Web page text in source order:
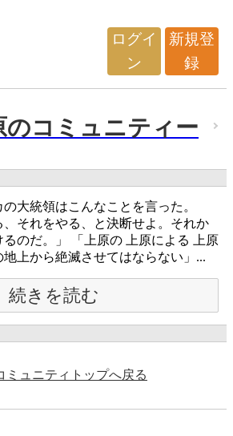
ログイ
ン
新規登
録
のコミュニティー
大統領はこんなことを言った。
、それをやる、と決断せよ。それか
のだ。」 「上原の 上原による 上原
上から絶滅させてはならない」...
続きを読む
ミュニティトップへ戻る